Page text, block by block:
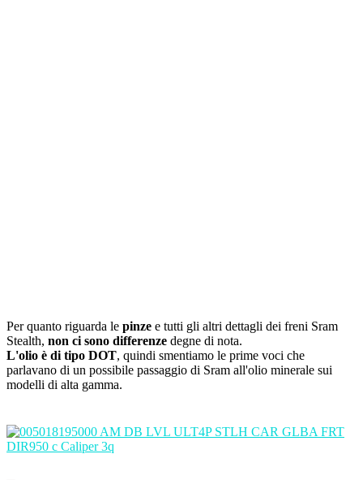
Per quanto riguarda le pinze e tutti gli altri dettagli dei freni Sram
Stealth, non ci sono differenze degne di nota.
L'olio è di tipo DOT, quindi smentiamo le prime voci che
parlavano di un possibile passaggio di Sram all'olio minerale sui
modelli di alta gamma.